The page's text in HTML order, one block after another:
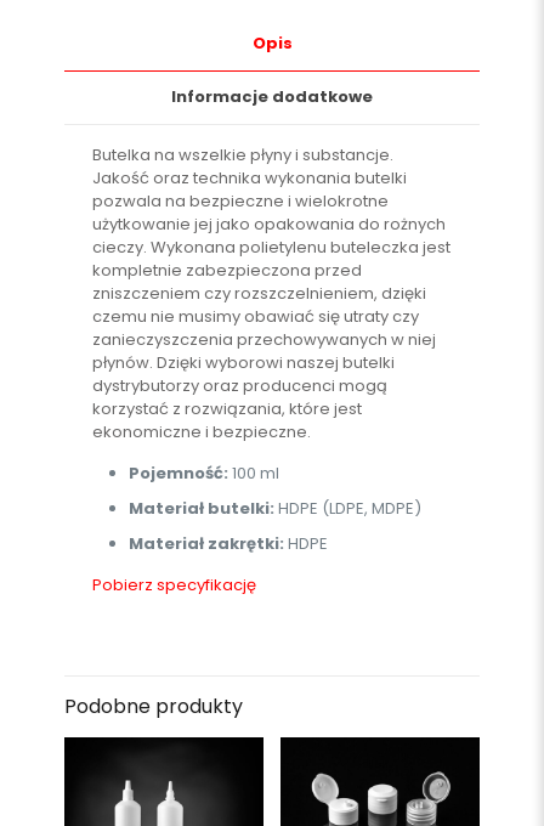
Opis
Informacje dodatkowe
Butelka na wszelkie płyny i substancje.
Jakość oraz technika wykonania butelki
pozwala na bezpieczne i wielokrotne
użytkowanie jej jako opakowania do rożnych
cieczy. Wykonana polietylenu buteleczka jest
kompletnie zabezpieczona przed
zniszczeniem czy rozszczelnieniem, dzięki
czemu nie musimy obawiać się utraty czy
zanieczyszczenia przechowywanych w niej
płynów. Dzięki wyborowi naszej butelki
dystrybutorzy oraz producenci mogą
korzystać z rozwiązania, które jest
ekonomiczne i bezpieczne.
Pojemność: 100 ml
Materiał butelki: HDPE (LDPE, MDPE)
Materiał zakrętki: HDPE
Pobierz specyfikację
Podobne produkty